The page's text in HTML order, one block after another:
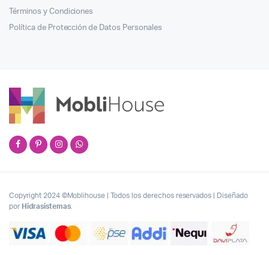
Términos y Condiciones
Política de Protección de Datos Personales
Copyright 2024 ©Moblihouse | Todos los derechos reservados | Diseñado
por Hidrasistemas.